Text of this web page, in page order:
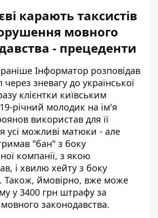
карають таксистів
мовного
- прецеденти
Інформатор розповідав
через зневагу до української
клієнтки київським
річний молодик на ім'я
використав для її
усі можливі матюки - але
"бан" з боку
компанії, з якою
і хвилю хейту з боку
Також, ймовірно, вже може
у 3400 грн штрафу за
законодавства.